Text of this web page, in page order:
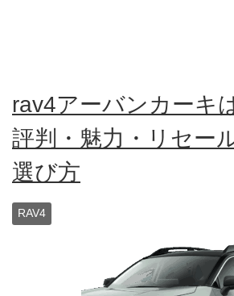
rav4アーバンカーキ
評判・魅力・リセー
選び方
RAV4